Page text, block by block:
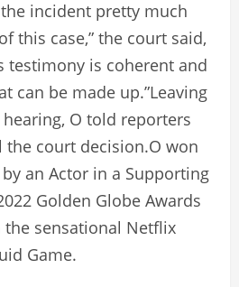
incident pretty much
this case,” the court said,
testimony is coherent and
can be made up.”Leaving
O told reporters
the court decision.O won
an Actor in a Supporting
Golden Globe Awards
sensational Netflix
Game.